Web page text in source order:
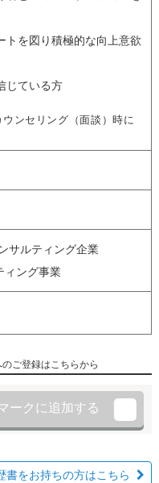
トを図り積極的な向上意欲
じている方
ンセリング（面談）時に
サルティング企業
ィング事業
ご登録はこちらから
書をお持ちの方はこちら